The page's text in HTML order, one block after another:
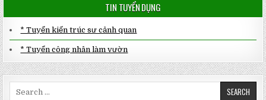
TIN TUYỂN DỤNG
* Tuyển kiến trúc sư cảnh quan
* Tuyển công nhân làm vườn